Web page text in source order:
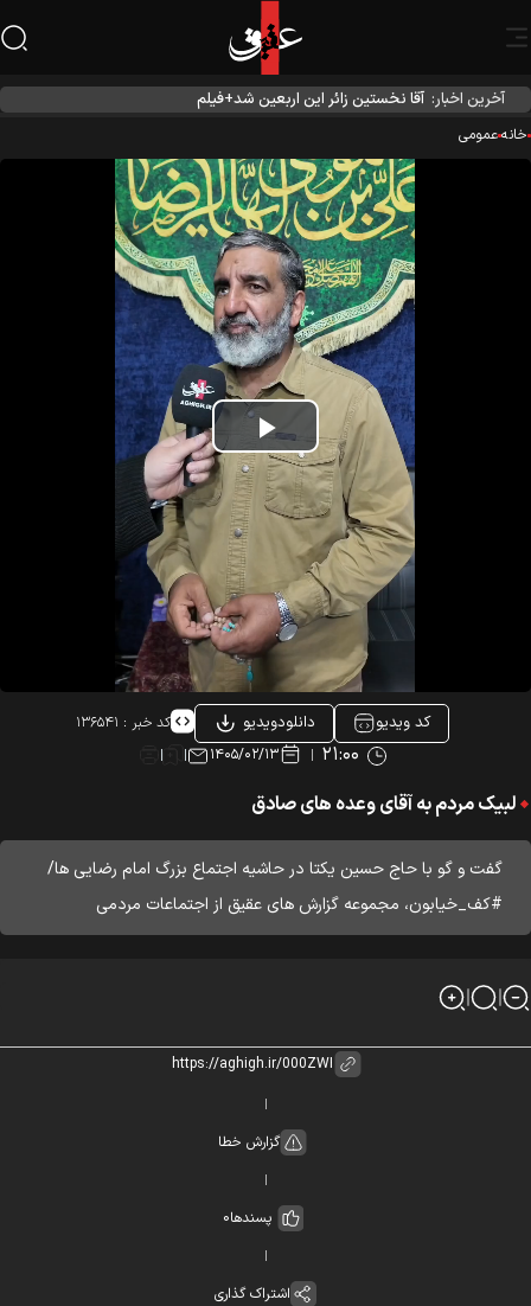
آخرین اخبار: آقا نخستین زائر این اربعین شد+فیلم
عمومی
Play
Video
کد ویدیو دانلودویدیو کد خبر : ۱۳۶۵۴۱
۲۱:۰۰ ۱۴۰۵/۰۲/۱۳
لبیک مردم به آقای وعده های صادق
گفت و گو با حاج حسین یکتا در حاشیه اجتماع بزرگ امام رضایی ها/
#کف_خیابون، مجموعه گزارش های عقیق از اجتماعات مردمی
گزارش خطا
پسندها0
اشتراک گذاری